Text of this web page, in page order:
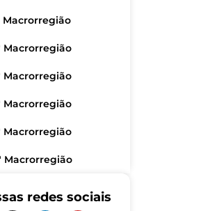
Macrorregião
Macrorregião
Macrorregião
Macrorregião
Macrorregião
Macrorregião
redes sociais